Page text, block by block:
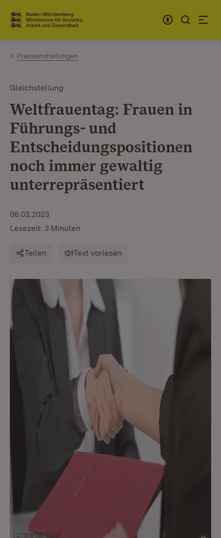
Zum Inhalt springen
Link zur Startseite
Pressemitteilungen
Gleichstellung
Weltfrauentag: Frauen in
Führungs- und
Entscheidungspositionen
noch immer gewaltig
unterrepräsentiert
06.03.2023
Lesezeit: 3 Minuten
Teilen Text vorlesen